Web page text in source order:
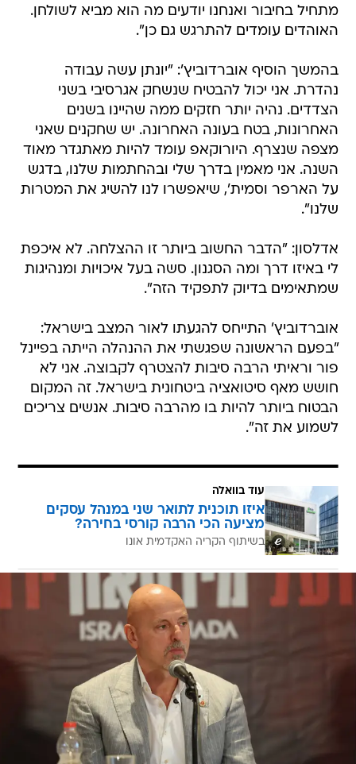
מתחיל בחיבור ואנחנו יודעים מה הוא מביא לשולחן.
האוהדים עומדים להתרגש גם כן".
בהמשך הוסיף אוברדוביץ': "יונתן עשה עבודה
נהדרת. אני יכול להבטיח שנשחק אגרסיבי בשני
הצדדים. נהיה יותר חזקים ממה שהיינו בשנים
האחרונות, בטח בעונה האחרונה. יש שחקנים שאני
מצפה שנצרף. היורוקאפ עומד להיות מאתגדר מאוד
השנה. אני מאמין בדרך שלי ובהחתמות שלנו, בדגש
על הארפר וסמית', שיאפשרו לנו להשיג את המטרות
שלנו".
אדלסון: "הדבר החשוב ביותר זו ההצלחה. לא איכפת
לי באיזו דרך ומה הסגנון. סשה בעל איכויות ומנהיגות
שמתאימים בדיוק לתפקיד הזה".
אוברדוביץ' התייחס להגעתו לאור המצב בישראל:
"בפעם הראשונה שפגשתי את ההנהלה הייתה בפיינל
פור וראיתי הרבה סיבות להצטרף לקבוצה. אני לא
חושש מאף סיטואציה ביטחונית בישראל. זה המקום
הבטוח ביותר להיות בו מהרבה סיבות. אנשים צריכים
לשמוע את זה".
עוד בוואלה
איזו תוכנית לתואר שני במנהל עסקים
מציעה הכי הרבה קורסי בחירה?
בשיתוף הקריה האקדמית אונו